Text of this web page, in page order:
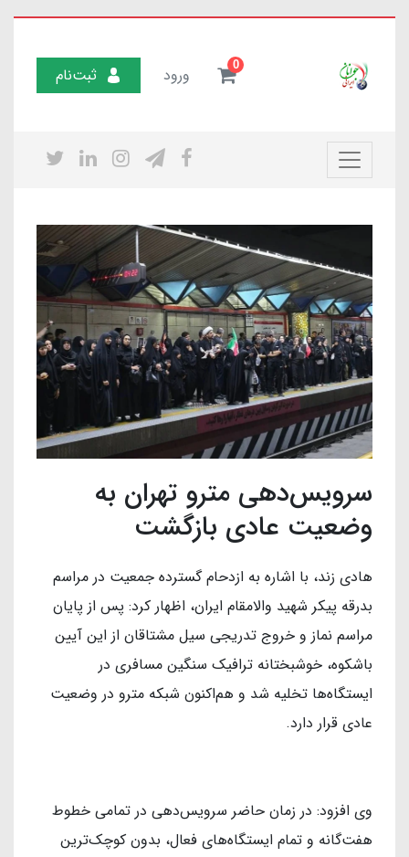
0 ورود ثبت‌نام
سرویس‌دهی مترو تهران به
وضعیت عادی بازگشت
هادی زند، با اشاره به ازدحام گسترده جمعیت در مراسم
بدرقه پیکر شهید والامقام ایران، اظهار کرد: پس از پایان
مراسم نماز و خروج تدریجی سیل مشتاقان از این آیین
باشکوه، خوشبختانه ترافیک سنگین مسافری در
ایستگاه‌ها تخلیه شد و هم‌اکنون شبکه مترو در وضعیت
عادی قرار دارد.
وی افزود: در زمان حاضر سرویس‌دهی در تمامی خطوط
هفت‌گانه و تمام ایستگاه‌های فعال، بدون کوچک‌ترین